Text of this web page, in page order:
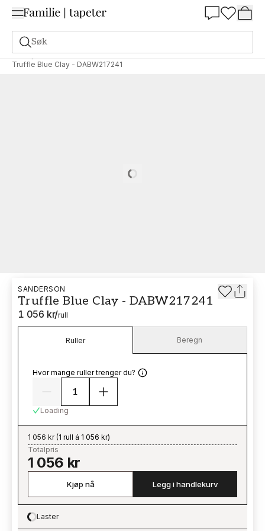
Søk
Tapeter Merke Sanderson Arboretum
Truffle Blue Clay - DABW217241
Loading…
SANDERSON
Truffle Blue Clay - DABW217241
1 056 kr/rull
Ruller Beregn
Hvor mange ruller trenger du?
Loading
1 056 kr(1 rull á 1 056 kr)
Totalpris
1 056 kr
Kjøp nå Legg i handlekurv
Loading…
Laster